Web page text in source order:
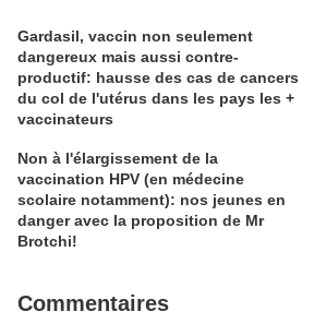
Gardasil, vaccin non seulement
dangereux mais aussi contre-
productif: hausse des cas de cancers
du col de l'utérus dans les pays les +
vaccinateurs
Non à l'élargissement de la
vaccination HPV (en médecine
scolaire notamment): nos jeunes en
danger avec la proposition de Mr
Brotchi!
Commentaires